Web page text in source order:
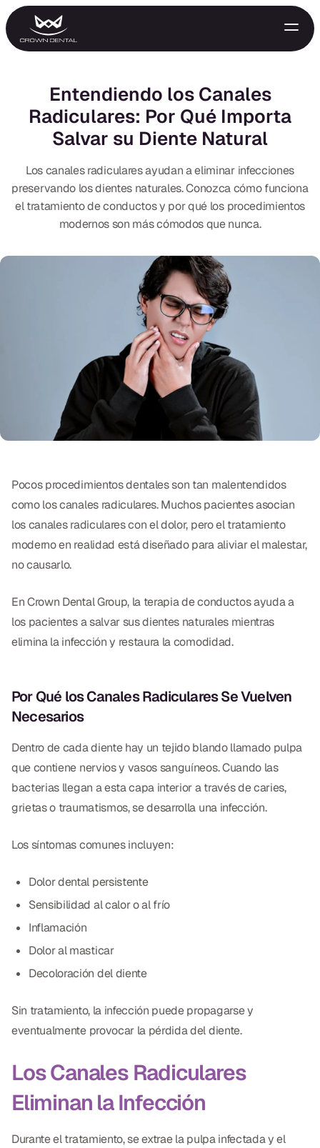
GENERAL
Tratamiento Periodontal
Programa Preventivo
Tratamiento de Conducto
RESTAURATIVO
All-on-4
Puentes Dentales
Empastes Dentales
Implantes Dentales
Implantes el Mismo Día
Reparaciones el Mismo Día
COSMÉTICA
Carillas
TECNOLOGÍA
CBCT
Impresiones Digitales
Radiografía Digital
ORTODONCIA
Invisalign
Ortodoncia
Entendiendo los Canales
Radiculares: Por Qué Importa
Salvar su Diente Natural
Los canales radiculares ayudan a eliminar infecciones
preservando los dientes naturales. Conozca cómo funciona
el tratamiento de conductos y por qué los procedimientos
modernos son más cómodos que nunca.
Pocos procedimientos dentales son tan malentendidos
como los canales radiculares. Muchos pacientes asocian
los canales radiculares con el dolor, pero el tratamiento
moderno en realidad está diseñado para aliviar el malestar,
no causarlo.
En Crown Dental Group, la terapia de conductos ayuda a
los pacientes a salvar sus dientes naturales mientras
elimina la infección y restaura la comodidad.
Por Qué los Canales Radiculares Se Vuelven
Necesarios
Dentro de cada diente hay un tejido blando llamado pulpa
que contiene nervios y vasos sanguíneos. Cuando las
bacterias llegan a esta capa interior a través de caries,
grietas o traumatismos, se desarrolla una infección.
Los síntomas comunes incluyen:
Dolor dental persistente
Sensibilidad al calor o al frío
Inflamación
Dolor al masticar
Decoloración del diente
Sin tratamiento, la infección puede propagarse y
eventualmente provocar la pérdida del diente.
Los Canales Radiculares
Eliminan la Infección
Durante el tratamiento, se extrae la pulpa infectada y el